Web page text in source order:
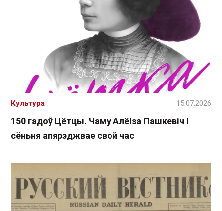
150 гадоў Цётцы. Чаму Алёіза Пашкевіч і
сёньня апярэджвае свой час
Культура 15.07.2026